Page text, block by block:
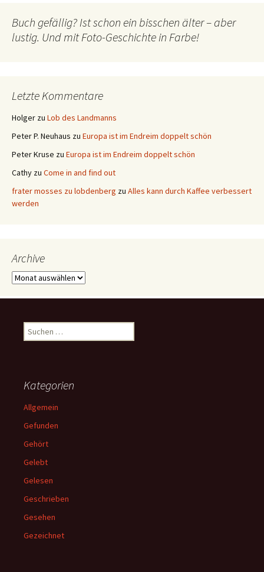
Buch gefällig? Ist schon ein bisschen älter – aber
lustig. Und mit Foto-Geschichte in Farbe!
Letzte Kommentare
Holger zu Lob des Landmanns
Peter P. Neuhaus zu Europa ist im Endreim doppelt schön
Peter Kruse zu Europa ist im Endreim doppelt schön
Cathy zu Come in and find out
frater mosses zu lobdenberg zu Alles kann durch Kaffee verbessert
werden
Archive
Archive
Suchen
nach:
Kategorien
Allgemein
Gefunden
Gehört
Gelebt
Gelesen
Geschrieben
Gesehen
Gezeichnet